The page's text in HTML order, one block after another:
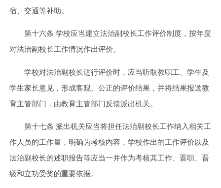
宿、交通等补助。
第十六条 学校应当建立法治副校长工作评价制度，按年度
对法治副校长工作情况作出评价。
学校对法治副校长进行评价时，应当听取教职工、学生及
学生家长意见，形成客观、公正的评价结果，并将结果报送教
育主管部门，由教育主管部门反馈派出机关。
第十七条 派出机关应当将担任法治副校长工作纳入相关工
作人员的工作量，明确为考核内容，学校作出的工作评价以及
法治副校长的述职报告等应当一并作为考核其工作、晋职、晋
级和立功受奖的重要依据。